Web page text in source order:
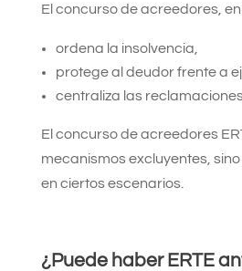
El concurso de acreedores,
ordena la insolvencia,
protege al deudor frente a
centraliza las
El concurso de acreedores
mecanismos excluyentes,
en ciertos escenarios.
¿Puede haber ERTE